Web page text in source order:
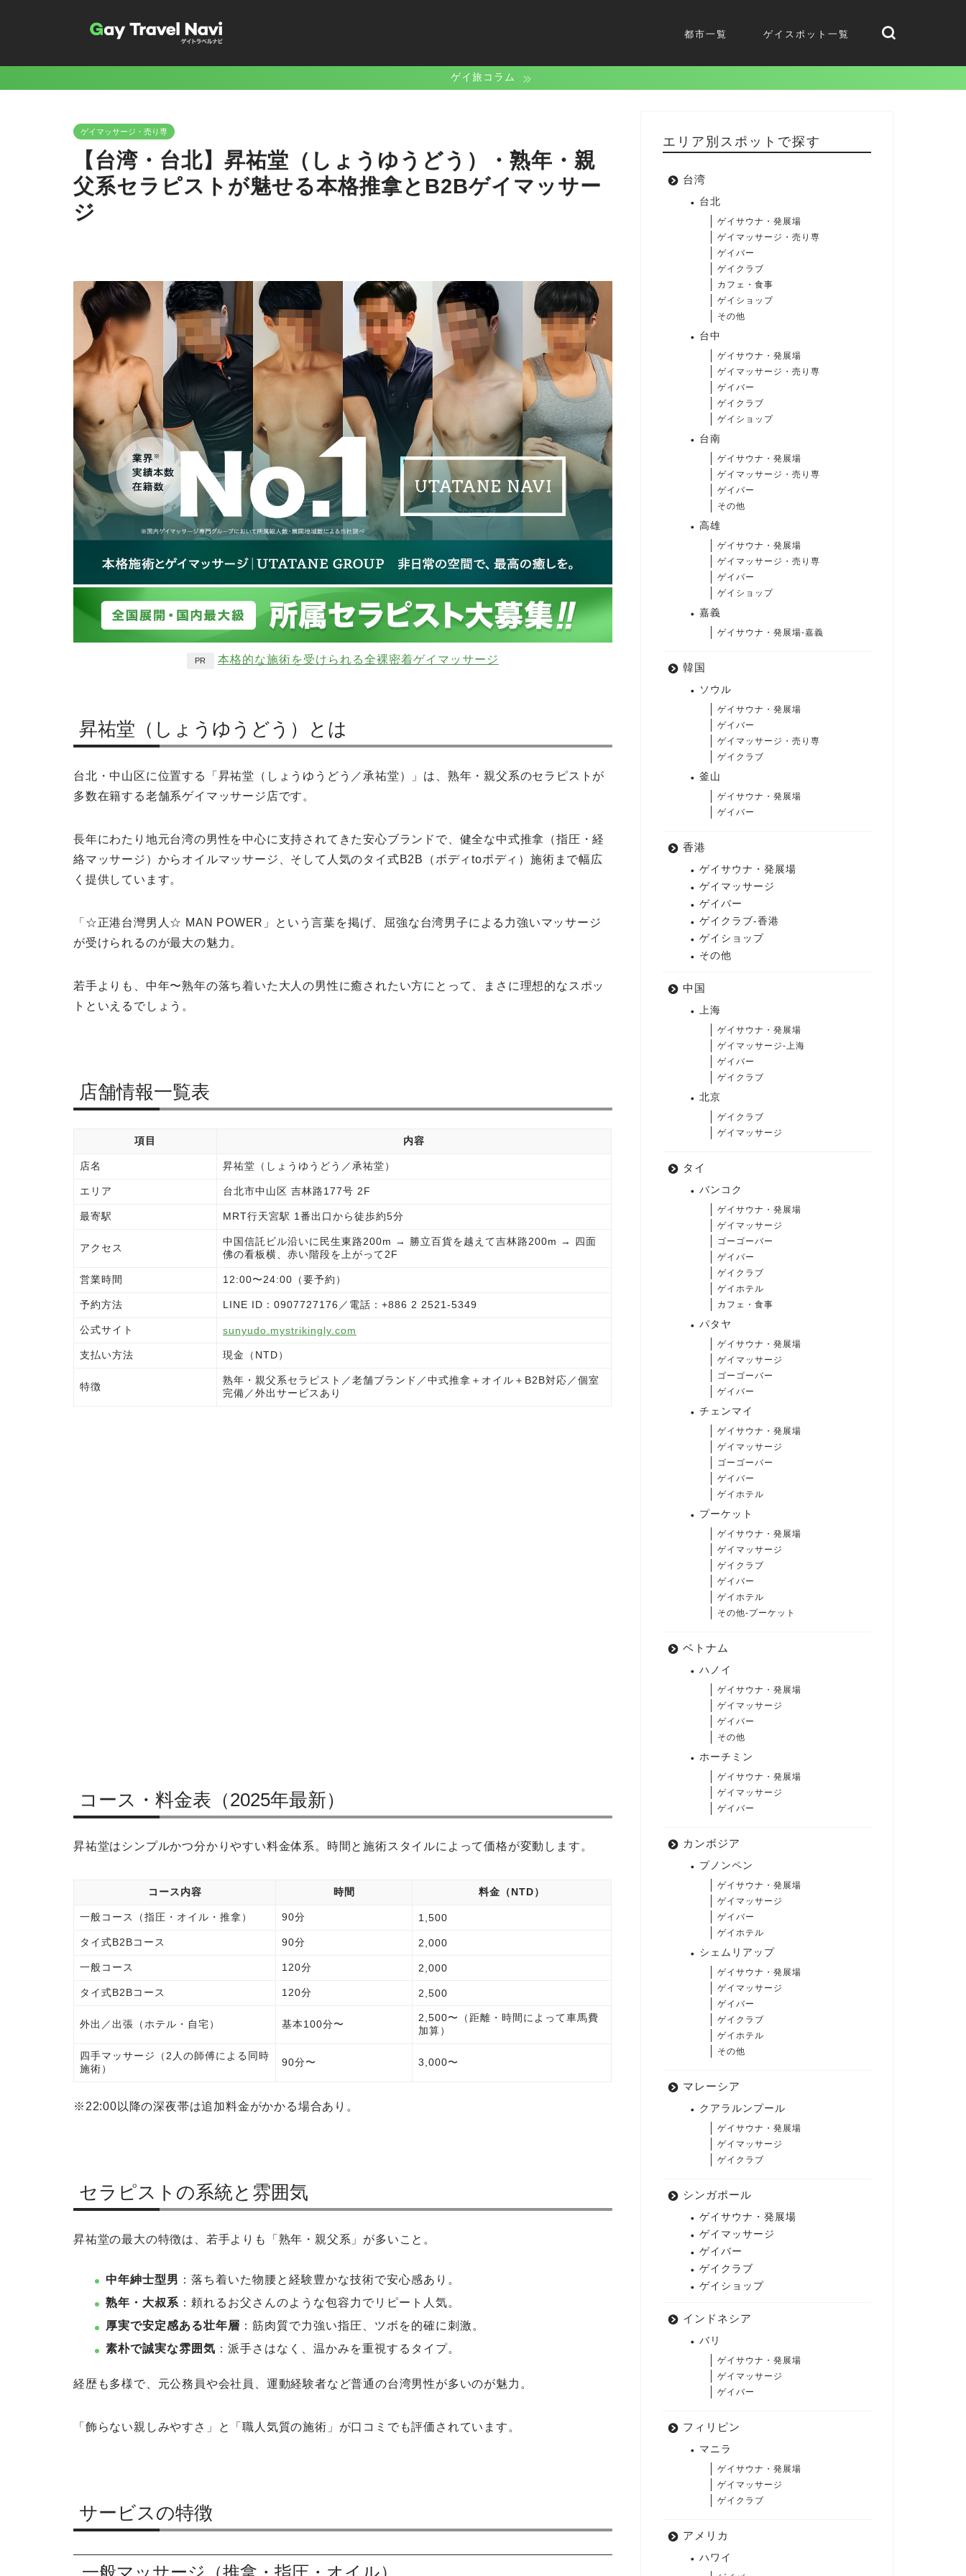
都市一覧 ゲイスポット一覧
ゲイ旅コラム
ゲイマッサージ・売り専
【台湾・台北】昇祐堂（しょうゆうどう）・熟年・親
父系セラピストが魅せる本格推拿とB2Bゲイマッサー
ジ
PR 本格的な施術を受けられる全裸密着ゲイマッサージ
昇祐堂（しょうゆうどう）とは
台北・中山区に位置する「昇祐堂（しょうゆうどう／承祐堂）」は、熟年・親父系のセラピストが
多数在籍する老舗系ゲイマッサージ店です。
長年にわたり地元台湾の男性を中心に支持されてきた安心ブランドで、健全な中式推拿（指圧・経
絡マッサージ）からオイルマッサージ、そして人気のタイ式B2B（ボディtoボディ）施術まで幅広
く提供しています。
「☆正港台灣男人☆ MAN POWER」という言葉を掲げ、屈強な台湾男子による力強いマッサージ
が受けられるのが最大の魅力。
若手よりも、中年〜熟年の落ち着いた大人の男性に癒されたい方にとって、まさに理想的なスポッ
トといえるでしょう。
店舗情報一覧表
項目 内容
店名 昇祐堂（しょうゆうどう／承祐堂）
エリア 台北市中山区 吉林路177号 2F
最寄駅 MRT行天宮駅 1番出口から徒歩約5分
アクセス
中国信託ビル沿いに民生東路200m → 勝立百貨を越えて吉林路200m → 四面
佛の看板横、赤い階段を上がって2F
営業時間 12:00〜24:00（要予約）
予約方法 LINE ID：0907727176／電話：+886 2 2521-5349
公式サイト sunyudo.mystrikingly.com
支払い方法 現金（NTD）
特徴
熟年・親父系セラピスト／老舗ブランド／中式推拿＋オイル＋B2B対応／個室
完備／外出サービスあり
コース・料金表（2025年最新）
昇祐堂はシンプルかつ分かりやすい料金体系。時間と施術スタイルによって価格が変動します。
コース内容 時間 料金（NTD）
一般コース（指圧・オイル・推拿） 90分 1,500
タイ式B2Bコース 90分 2,000
一般コース 120分 2,000
タイ式B2Bコース 120分 2,500
外出／出張（ホテル・自宅） 基本100分〜
2,500〜（距離・時間によって車馬費
加算）
四手マッサージ（2人の師傅による同時
施術）
90分〜 3,000〜
※22:00以降の深夜帯は追加料金がかかる場合あり。
セラピストの系統と雰囲気
昇祐堂の最大の特徴は、若手よりも「熟年・親父系」が多いこと。
中年紳士型男 ：落ち着いた物腰と経験豊かな技術で安心感あり。
熟年・大叔系 ：頼れるお父さんのような包容力でリピート人気。
厚実で安定感ある壮年層 ：筋肉質で力強い指圧、ツボを的確に刺激。
素朴で誠実な雰囲気 ：派手さはなく、温かみを重視するタイプ。
経歴も多様で、元公務員や会社員、運動経験者など普通の台湾男性が多いのが魅力。
「飾らない親しみやすさ」と「職人気質の施術」が口コミでも評価されています。
サービスの特徴
一般マッサージ（推拿・指圧・オイル）
エリア別スポットで探す
台湾
台北
ゲイサウナ・発展場
ゲイマッサージ・売り専
ゲイバー
ゲイクラブ
カフェ・食事
ゲイショップ
その他
台中
ゲイサウナ・発展場
ゲイマッサージ・売り専
ゲイバー
ゲイクラブ
ゲイショップ
台南
ゲイサウナ・発展場
ゲイマッサージ・売り専
ゲイバー
その他
高雄
ゲイサウナ・発展場
ゲイマッサージ・売り専
ゲイバー
ゲイショップ
嘉義
ゲイサウナ・発展場-嘉義
韓国
ソウル
ゲイサウナ・発展場
ゲイバー
ゲイマッサージ・売り専
ゲイクラブ
釜山
ゲイサウナ・発展場
ゲイバー
香港
ゲイサウナ・発展場
ゲイマッサージ
ゲイバー
ゲイクラブ-香港
ゲイショップ
その他
中国
上海
ゲイサウナ・発展場
ゲイマッサージ-上海
ゲイバー
ゲイクラブ
北京
ゲイクラブ
ゲイマッサージ
タイ
バンコク
ゲイサウナ・発展場
ゲイマッサージ
ゴーゴーバー
ゲイバー
ゲイクラブ
ゲイホテル
カフェ・食事
パタヤ
ゲイサウナ・発展場
ゲイマッサージ
ゴーゴーバー
ゲイバー
チェンマイ
ゲイサウナ・発展場
ゲイマッサージ
ゴーゴーバー
ゲイバー
ゲイホテル
プーケット
ゲイサウナ・発展場
ゲイマッサージ
ゲイクラブ
ゲイバー
ゲイホテル
その他-プーケット
ベトナム
ハノイ
ゲイサウナ・発展場
ゲイマッサージ
ゲイバー
その他
ホーチミン
ゲイサウナ・発展場
ゲイマッサージ
ゲイバー
カンボジア
プノンペン
ゲイサウナ・発展場
ゲイマッサージ
ゲイバー
ゲイホテル
シェムリアップ
ゲイサウナ・発展場
ゲイマッサージ
ゲイバー
ゲイクラブ
ゲイホテル
その他
マレーシア
クアラルンプール
ゲイサウナ・発展場
ゲイマッサージ
ゲイクラブ
シンガポール
ゲイサウナ・発展場
ゲイマッサージ
ゲイバー
ゲイクラブ
ゲイショップ
インドネシア
バリ
ゲイサウナ・発展場
ゲイマッサージ
ゲイバー
フィリピン
マニラ
ゲイサウナ・発展場
ゲイマッサージ
ゲイクラブ
アメリカ
ハワイ